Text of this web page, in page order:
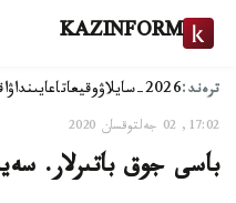
KAZINFORM
ترەند:2026-سايلاۋ وقيعاتاعايىنداۋ
17:02, 02 جەلتوقسان 2020
باسى جوق باتىرلار.